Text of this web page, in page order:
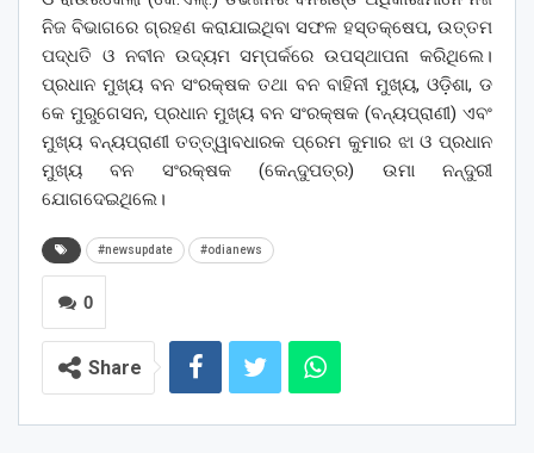
ନିଜ ବିଭାଗରେ ଗ୍ରହଣ କରାଯାଇଥିବା ସଫଳ ହସ୍ତକ୍ଷେପ, ଉତ୍ତମ
ପଦ୍ଧତି ଓ ନବୀନ ଉଦ୍ୟମ ସମ୍ପର୍କରେ ଉପସ୍ଥାପନା କରିଥିଲେ।
ପ୍ରଧାନ ମୁଖ୍ୟ ବନ ସଂରକ୍ଷକ ତଥା ବନ ବାହିନୀ ମୁଖ୍ୟ, ଓଡ଼ିଶା, ଡ
କେ ମୁରୁଗେସନ, ପ୍ରଧାନ ମୁଖ୍ୟ ବନ ସଂରକ୍ଷକ (ବନ୍ୟପ୍ରାଣୀ) ଏବଂ
ମୁଖ୍ୟ ବନ୍ୟପ୍ରାଣୀ ତତ୍ତ୍ୱାବଧାରକ ପ୍ରେମ କୁମାର ଝା ଓ ପ୍ରଧାନ
ମୁଖ୍ୟ ବନ ସଂରକ୍ଷକ (କେନ୍ଦୁପତ୍ର) ଉମା ନନ୍ଦୁରୀ
ଯୋଗଦେଇଥିଲେ।
#newsupdate #odianews
0
Share